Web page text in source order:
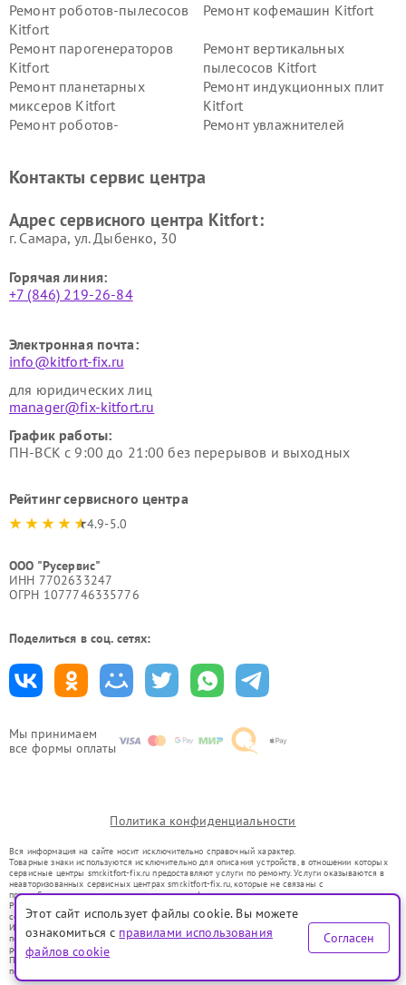
Мы принимаем
все формы оплаты
Ремонт роботов-пылесосов
Kitfort
Ремонт кофемашин Kitfort
Ремонт парогенераторов
Kitfort
Ремонт вертикальных
пылесосов Kitfort
Ремонт планетарных
миксеров Kitfort
Ремонт индукционных плит
Kitfort
Ремонт роботов-
Ремонт увлажнителей
Kitfort
Kitfort
Kitfort
Kitfort
Контакты сервис центра
Адрес сервисного центра Kitfort:
г. Самара, ул. Дыбенко, 30
Горячая линия:
+7 (846) 219-26-84
Электронная почта:
info@kitfort-fix.ru
для юридических лиц
manager@fix-kitfort.ru
График работы:
ПН-ВСК с 9:00 до 21:00 без перерывов и выходных
Рейтинг сервисного центра
4.9-5.0
ООО "Русервис"
ИНН 7702633247
ОГРН 1077746335776
Поделиться в соц. сетях:
Политика конфиденциальности
Вся информация на сайте носит исключительно справочный характер.
Товарные знаки используются исключительно для описания устройств, в отношении которых
сервисные центры smr.kitfort-fix.ru предоставляют услуги по ремонту. Услуги оказываются в
неавторизованных сервисных центрах smr.kitfort-fix.ru, которые не связаны с
правообладателями товарных знаков или их официальными представителями.
Ремонт осуществляется для устройств, уже введенных в гражданский оборот в соответствии
со статьей 1487 ГК РФ.
Использование товарных знаков не преследует цели индивидуализации услуг или введения
потребителей в заблуждение, а служит для информирования о предоставляемых услугах по
ремонту техники указанных брендов.
Представленная на сайте информация не является публичной офертой, определяемой
положениями Статьи 437(2) Гражданского кодекса РФ
Этот сайт использует файлы cookie. Вы можете
ознакомиться с правилами использования
файлов cookie
Согласен